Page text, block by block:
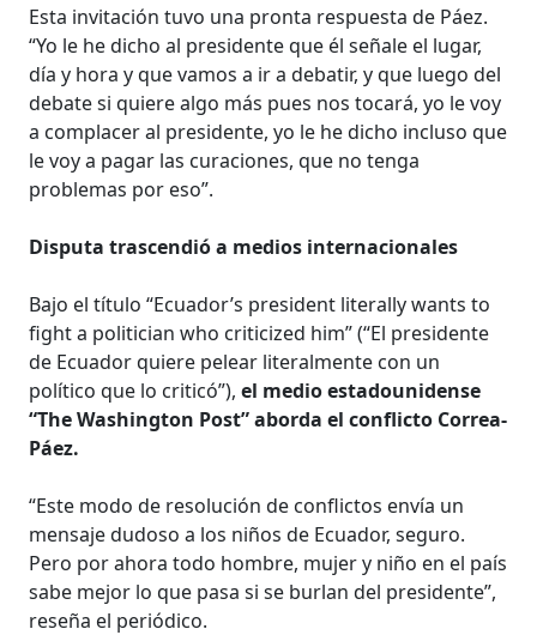
Esta invitación tuvo una pronta respuesta de Páez.
“Yo le he dicho al presidente que él señale el lugar,
día y hora y que vamos a ir a debatir, y que luego del
debate si quiere algo más pues nos tocará, yo le voy
a complacer al presidente, yo le he dicho incluso que
le voy a pagar las curaciones, que no tenga
problemas por eso”.
Disputa trascendió a medios internacionales
Bajo el título “Ecuador’s president literally wants to
fight a politician who criticized him” (“El presidente
de Ecuador quiere pelear literalmente con un
político que lo criticó”),el medio estadounidense
“The Washington Post” aborda el conflicto Correa-
Páez.
“Este modo de resolución de conflictos envía un
mensaje dudoso a los niños de Ecuador, seguro.
Pero por ahora todo hombre, mujer y niño en el país
sabe mejor lo que pasa si se burlan del presidente”,
reseña el periódico.